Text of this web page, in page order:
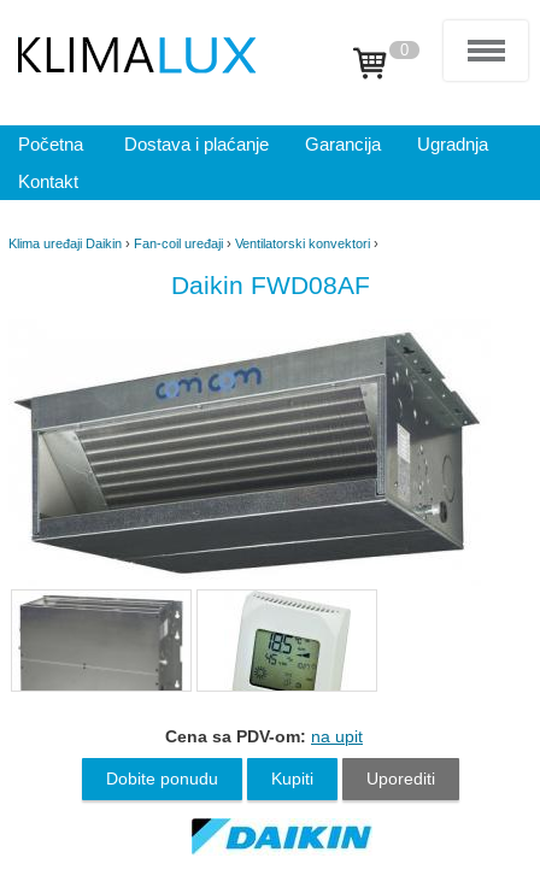
0
Početna Dostava i plaćanje Garancija
Ugradnja
Kontakt
Klima uređaji Daikin › Fan-coil uređaji › Ventilatorski konvektori ›
Daikin FWD08AF
Cena sa PDV-om: na upit
Dobite ponudu Kupiti Uporediti